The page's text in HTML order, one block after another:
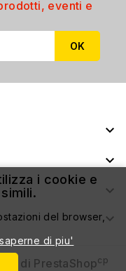
eventi e




i cookie e
del browser,
di piu'
di PrestaShopcp